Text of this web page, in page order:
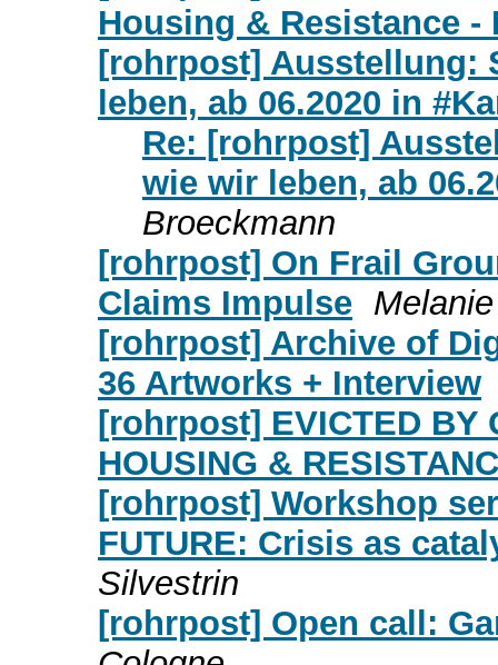
Housing & Resistance -
[rohrpost] Ausstellung:
leben, ab 06.2020 in
Re: [rohrpost]
wie wir leben, ab
Broeckmann
[rohrpost] On Frail
Claims Impulse
[rohrpost] Archive of
36 Artworks + Interview
[rohrpost] EVICTED BY
HOUSING &
[rohrpost] Workshop
FUTURE: Crisis as
Silvestrin
[rohrpost] Open call: